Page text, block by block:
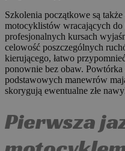
Szkolenia początkowe są
motocyklistów wracających
profesjonalnych kursach
celowość poszczególnych
kierującego, łatwo
ponownie bez obaw.
podstawowych manewrów
skorygują ewentualne złe
Pierwsza